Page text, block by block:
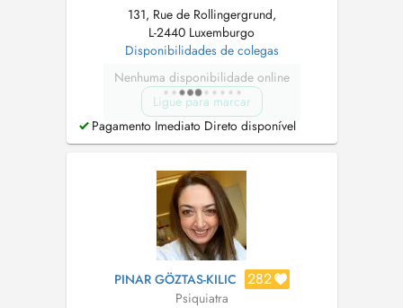
131, Rue de Rollingergrund,
L-2440 Luxemburgo
Disponibilidades de colegas
Nenhuma disponibilidade online
Ligue para marcar
Pagamento Imediato Direto disponível
PINAR GÖZTAS-KILIC 282
Psiquiatra